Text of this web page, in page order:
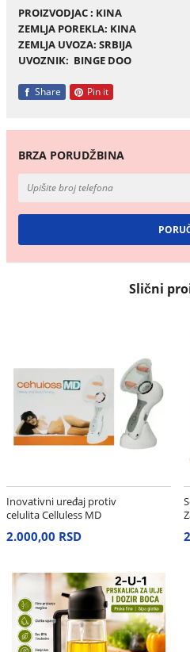
PROIZVODJAC : KINA
ZEMLJA POREKLA: KINA
ZEMLJA UVOZA: SRBIJA
UVOZNIK: BINGE DOO
Share Pin it
BRZA PORUDŽBINA
Slični
Inovativni uređaj protiv
celulita Celluless MD
2.000,00 RSD